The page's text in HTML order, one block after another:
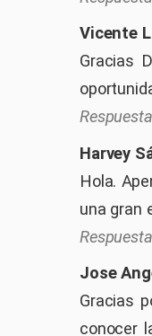
Vicente
Gracias
Harvey
Hola.
una gran
Jose
Gracias
conocer